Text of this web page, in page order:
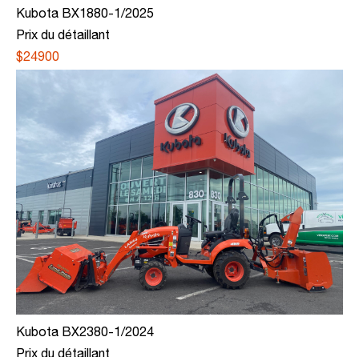
Kubota BX1880-1/2025
Prix du détaillant
$24900
Kubota BX2380-1/2024